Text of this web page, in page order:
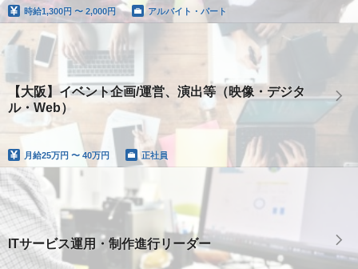
時給1,300円 〜 2,000円 アルバイト・パート
【大阪】イベント企画/運営、演出等（映像・デジタ
ル・Web）
月給25万円 〜 40万円 正社員
ITサービス運用・制作進行リーダー